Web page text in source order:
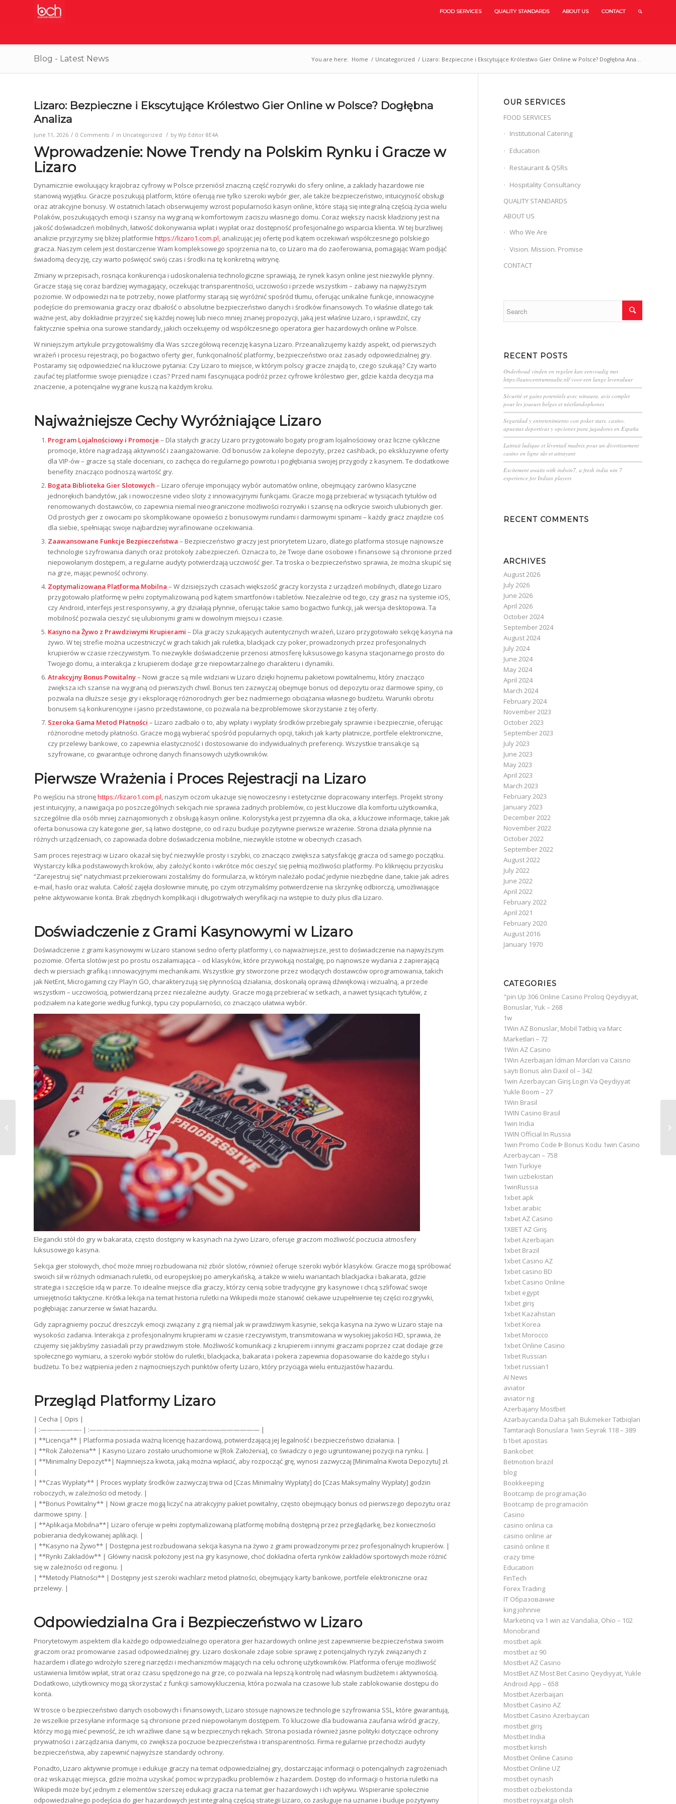
FOOD SERVICES QUALITY STANDARDS ABOUT US CONTACT
Blog - Latest News You are here: Home / Uncategorized / Lizaro: Bezpieczne i Ekscytujące Królestwo Gier Online w Polsce? Dogłębna Ana...
Lizaro: Bezpieczne i Ekscytujące Królestwo Gier Online w Polsce? Dogłębna
Analiza
June 11, 2026 / 0 Comments / in Uncategorized / by Wp Editor 8E4A
Wprowadzenie: Nowe Trendy na Polskim Rynku i Gracze w
Lizaro
Dynamicznie ewoluujący krajobraz cyfrowy w Polsce przeniósł znaczną część rozrywki do sfery online, a zakłady hazardowe nie
stanowią wyjątku. Gracze poszukują platform, które oferują nie tylko szeroki wybór gier, ale także bezpieczeństwo, intuicyjność obsługi
oraz atrakcyjne bonusy. W ostatnich latach obserwujemy wzrost popularności kasyn online, które stają się integralną częścią życia wielu
Polaków, poszukujących emocji i szansy na wygraną w komfortowym zaciszu własnego domu. Coraz większy nacisk kładziony jest na
jakość doświadczeń mobilnych, łatwość dokonywania wpłat i wypłat oraz dostępność profesjonalnego wsparcia klienta. W tej burzliwej
analizie przyjrzymy się bliżej platformie https://lizaro1.com.pl, analizując jej ofertę pod kątem oczekiwań współczesnego polskiego
gracza. Naszym celem jest dostarczenie Wam kompleksowego spojrzenia na to, co Lizaro ma do zaoferowania, pomagając Wam podjąć
świadomą decyzję, czy warto poświęcić swój czas i środki na tę konkretną witrynę.
Zmiany w przepisach, rosnąca konkurencja i udoskonalenia technologiczne sprawiają, że rynek kasyn online jest niezwykle płynny.
Gracze stają się coraz bardziej wymagający, oczekując transparentności, uczciwości i przede wszystkim – zabawy na najwyższym
poziomie. W odpowiedzi na te potrzeby, nowe platformy starają się wyróżnić spośród tłumu, oferując unikalne funkcje, innowacyjne
podejście do premiowania graczy oraz dbałość o absolutne bezpieczeństwo danych i środków finansowych. To właśnie dlatego tak
ważne jest, aby dokładnie przyjrzeć się każdej nowej lub nieco mniej znanej propozycji, jaką jest właśnie Lizaro, i sprawdzić, czy
faktycznie spełnia ona surowe standardy, jakich oczekujemy od współczesnego operatora gier hazardowych online w Polsce.
W niniejszym artykule przygotowaliśmy dla Was szczegółową recenzję kasyna Lizaro. Przeanalizujemy każdy aspekt, od pierwszych
wrażeń i procesu rejestracji, po bogactwo oferty gier, funkcjonalność platformy, bezpieczeństwo oraz zasady odpowiedzialnej gry.
Postaramy się odpowiedzieć na kluczowe pytania: Czy Lizaro to miejsce, w którym polscy gracze znajdą to, czego szukają? Czy warto
zaufać tej platformie swoje pieniądze i czas? Przed nami fascynująca podróż przez cyfrowe królestwo gier, gdzie każda decyzja ma
znaczenie, a potencjalne wygrane kuszą na każdym kroku.
Najważniejsze Cechy Wyróżniające Lizaro
Program Lojalnościowy i Promocje – Dla stałych graczy Lizaro przygotowało bogaty program lojalnościowy oraz liczne cykliczne
promocje, które nagradzają aktywność i zaangażowanie. Od bonusów za kolejne depozyty, przez cashback, po ekskluzywne oferty
dla VIP-ów – gracze są stale doceniani, co zachęca do regularnego powrotu i pogłębiania swojej przygody z kasynem. Te dodatkowe
benefity znacząco podnoszą wartość gry.
Bogata Biblioteka Gier Slotowych – Lizaro oferuje imponujący wybór automatów online, obejmujący zarówno klasyczne
jednorękich bandytów, jak i nowoczesne video sloty z innowacyjnymi funkcjami. Gracze mogą przebierać w tysiącach tytułów od
renomowanych dostawców, co zapewnia niemal nieograniczone możliwości rozrywki i szansę na odkrycie swoich ulubionych gier.
Od prostych gier z owocami po skomplikowane opowieści z bonusowymi rundami i darmowymi spinami – każdy gracz znajdzie coś
dla siebie, spełniając swoje najbardziej wyrafinowane oczekiwania.
Zaawansowane Funkcje Bezpieczeństwa – Bezpieczeństwo graczy jest priorytetem Lizaro, dlatego platforma stosuje najnowsze
technologie szyfrowania danych oraz protokoły zabezpieczeń. Oznacza to, że Twoje dane osobowe i finansowe są chronione przed
niepowołanym dostępem, a regularne audyty potwierdzają uczciwość gier. Ta troska o bezpieczeństwo sprawia, że można skupić się
na grze, mając pewność ochrony.
Zoptymalizowana Platforma Mobilna – W dzisiejszych czasach większość graczy korzysta z urządzeń mobilnych, dlatego Lizaro
przygotowało platformę w pełni zoptymalizowaną pod kątem smartfonów i tabletów. Niezależnie od tego, czy grasz na systemie iOS,
czy Android, interfejs jest responsywny, a gry działają płynnie, oferując takie samo bogactwo funkcji, jak wersja desktopowa. Ta
mobilność pozwala cieszyć się ulubionymi grami w dowolnym miejscu i czasie.
Kasyno na Żywo z Prawdziwymi Krupierami – Dla graczy szukających autentycznych wrażeń, Lizaro przygotowało sekcję kasyna na
żywo. W tej strefie można uczestniczyć w grach takich jak ruletka, blackjack czy poker, prowadzonych przez profesjonalnych
krupierów w czasie rzeczywistym. To niezwykłe doświadczenie przenosi atmosferę luksusowego kasyna stacjonarnego prosto do
Twojego domu, a interakcja z krupierem dodaje grze niepowtarzalnego charakteru i dynamiki.
Atrakcyjny Bonus Powitalny– Nowi gracze są mile widziani w Lizaro dzięki hojnemu pakietowi powitalnemu, który znacząco
zwiększa ich szanse na wygraną od pierwszych chwil. Bonus ten zazwyczaj obejmuje bonus od depozytu oraz darmowe spiny, co
pozwala na dłuższe sesje gry i eksplorację różnorodnych gier bez nadmiernego obciążania własnego budżetu. Warunki obrotu
bonusem są konkurencyjne i jasno przedstawione, co pozwala na bezproblemowe skorzystanie z tej oferty.
Szeroka Gama Metod Płatności – Lizaro zadbało o to, aby wpłaty i wypłaty środków przebiegały sprawnie i bezpiecznie, oferując
różnorodne metody płatności. Gracze mogą wybierać spośród popularnych opcji, takich jak karty płatnicze, portfele elektroniczne,
czy przelewy bankowe, co zapewnia elastyczność i dostosowanie do indywidualnych preferencji. Wszystkie transakcje są
szyfrowane, co gwarantuje ochronę danych finansowych użytkowników.
Pierwsze Wrażenia i Proces Rejestracji na Lizaro
Po wejściu na stronęhttps://lizaro1.com.pl, naszym oczom ukazuje się nowoczesny i estetycznie dopracowany interfejs. Projekt strony
jest intuicyjny, a nawigacja po poszczególnych sekcjach nie sprawia żadnych problemów, co jest kluczowe dla komfortu użytkownika,
szczególnie dla osób mniej zaznajomionych z obsługą kasyn online. Kolorystyka jest przyjemna dla oka, a kluczowe informacje, takie jak
oferta bonusowa czy kategorie gier, są łatwo dostępne, co od razu buduje pozytywne pierwsze wrażenie. Strona działa płynnie na
różnych urządzeniach, co zapowiada dobre doświadczenia mobilne, niezwykle istotne w obecnych czasach.
Sam proces rejestracji w Lizaro okazał się być niezwykle prosty i szybki, co znacząco zwiększa satysfakcję gracza od samego początku.
Wystarczy kilka podstawowych kroków, aby założyć konto i wkrótce móc cieszyć się pełnią możliwości platformy. Po kliknięciu przycisku
“Zarejestruj się” natychmiast przekierowani zostaliśmy do formularza, w którym należało podać jedynie niezbędne dane, takie jak adres
e-mail, hasło oraz waluta. Całość zajęła dosłownie minutę, po czym otrzymaliśmy potwierdzenie na skrzynkę odbiorczą, umożliwiające
pełne aktywowanie konta. Brak zbędnych komplikacji i długotrwałych weryfikacji na wstępie to duży plus dla Lizaro.
Doświadczenie z Grami Kasynowymi w Lizaro
Doświadczenie z grami kasynowymi w Lizaro stanowi sedno oferty platformy i, co najważniejsze, jest to doświadczenie na najwyższym
poziomie. Oferta slotów jest po prostu oszałamiająca – od klasyków, które przywołują nostalgię, po najnowsze wydania z zapierającą
dech w piersiach grafiką i innowacyjnymi mechanikami. Wszystkie gry stworzone przez wiodących dostawców oprogramowania, takich
jak NetEnt, Microgaming czy Play’n GO, charakteryzują się płynnością działania, doskonałą oprawą dźwiękową i wizualną, a przede
wszystkim – uczciwością, potwierdzaną przez niezależne audyty. Gracze mogą przebierać w setkach, a nawet tysiącach tytułów, z
podziałem na kategorie według funkcji, typu czy popularności, co znacząco ułatwia wybór.
Elegancki stół do gry w bakarata, często dostępny w kasynach na żywo Lizaro, oferuje graczom możliwość poczucia atmosfery
luksusowego kasyna.
Sekcja gier stołowych, choć może mniej rozbudowana niż zbiór slotów, również oferuje szeroki wybór klasyków. Gracze mogą spróbować
swoich sił w różnych odmianach ruletki, od europejskiej po amerykańską, a także w wielu wariantach blackjacka i bakarata, gdzie
strategia i szczęście idą w parze. To idealne miejsce dla graczy, którzy cenią sobie tradycyjne gry kasynowe i chcą szlifować swoje
umiejętności taktyczne. Krótka lekcja na temat historia ruletki na Wikipedii może stanowić ciekawe uzupełnienie tej części rozgrywki,
pogłębiając zanurzenie w świat hazardu.
Gdy zapragniemy poczuć dreszczyk emocji związany z grą niemal jak w prawdziwym kasynie, sekcja kasyna na żywo w Lizaro staje na
wysokości zadania. Interakcja z profesjonalnymi krupierami w czasie rzeczywistym, transmitowana w wysokiej jakości HD, sprawia, że
czujemy się jakbyśmy zasiadali przy prawdziwym stołe. Możliwość komunikacji z krupierem i innymi graczami poprzez czat dodaje grze
społecznego wymiaru, a szeroki wybór stołów do ruletki, blackjacka, bakarata i pokera zapewnia dopasowanie do każdego stylu i
budżetu. To bez wątpienia jeden z najmocniejszych punktów oferty Lizaro, który przyciąga wielu entuzjastów hazardu.
Przegląd Platformy Lizaro
| Cecha | Opis |
| :——————- | :—————————————————————————— |
| **Licencja** | Platforma posiada ważną licencję hazardową, potwierdzającą jej legalność i bezpieczeństwo działania. |
| **Rok Założenia** | Kasyno Lizaro zostało uruchomione w [Rok Założenia], co świadczy o jego ugruntowanej pozycji na rynku. |
| **Minimalny Depozyt**| Najmniejsza kwota, jaką można wpłacić, aby rozpocząć grę, wynosi zazwyczaj [Minimalna Kwota Depozytu] zł.
|
| **Czas Wypłaty** | Proces wypłaty środków zazwyczaj trwa od [Czas Minimalny Wypłaty] do [Czas Maksymalny Wypłaty] godzin
roboczych, w zależności od metody. |
| **Bonus Powitalny** | Nowi gracze mogą liczyć na atrakcyjny pakiet powitalny, często obejmujący bonus od pierwszego depozytu oraz
darmowe spiny. |
| **Aplikacja Mobilna**| Lizaro oferuje w pełni zoptymalizowaną platformę mobilną dostępną przez przeglądarkę, bez konieczności
pobierania dedykowanej aplikacji. |
| **Kasyno na Żywo** | Dostępna jest rozbudowana sekcja kasyna na żywo z grami prowadzonymi przez profesjonalnych krupierów. |
| **Rynki Zakładów** | Główny nacisk położony jest na gry kasynowe, choć dokładna oferta rynków zakładów sportowych może różnić
się w zależności od regionu. |
| **Metody Płatności** | Dostępny jest szeroki wachlarz metod płatności, obejmujący karty bankowe, portfele elektroniczne oraz
przelewy. |
Odpowiedzialna Gra i Bezpieczeństwo w Lizaro
Priorytetowym aspektem dla każdego odpowiedzialnego operatora gier hazardowych online jest zapewnienie bezpieczeństwa swoim
graczom oraz promowanie zasad odpowiedzialnej gry. Lizaro doskonale zdaje sobie sprawę z potencjalnych ryzyk związanych z
hazardem i dlatego wdrożyło szereg narzędzi i mechanizmów mających na celu ochronę użytkowników. Platforma oferuje możliwość
ustawienia limitów wpłat, strat oraz czasu spędzonego na grze, co pozwala na lepszą kontrolę nad własnym budżetem i aktywnością.
Dodatkowo, użytkownicy mogą skorzystać z funkcji samowykluczenia, która pozwala na czasowe lub stałe zablokowanie dostępu do
konta.
W trosce o bezpieczeństwo danych osobowych i finansowych, Lizaro stosuje najnowsze technologie szyfrowania SSL, które gwarantują,
że wszelkie przesyłane informacje są chronione przed niepowołanym dostępem. To kluczowe dla budowania zaufania wśród graczy,
którzy mogą mieć pewność, że ich wrażliwe dane są w bezpiecznych rękach. Strona posiada również jasne polityki dotyczące ochrony
prywatności i zarządzania danymi, co zwiększa poczucie bezpieczeństwa i transparentności. Firma regularnie przechodzi audyty
bezpieczeństwa, aby zapewnić najwyższe standardy ochrony.
Ponadto, Lizaro aktywnie promuje i edukuje graczy na temat odpowiedzialnej gry, dostarczając informacji o potencjalnych zagrożeniach
oraz wskazując miejsca, gdzie można uzyskać pomoc w przypadku problemów z hazardem. Dostęp do informacji o historia ruletki na
Wikipedii może być jednym z elementów szerszej edukacji gracza na temat gier hazardowych i ich wpływu. Wspieranie społecznie
odpowiedzialnego podejścia do gier hazardowych jest integralną częścią strategii Lizaro, co zasługuje na uznanie i buduje pozytywny
OUR SERVICES
FOOD SERVICES
Institutional Catering
Education
Restaurant & QSRs
Hospitality Consultancy
QUALITY STANDARDS
ABOUT US
Who We Are
Vision. Mission. Promise
CONTACT
RECENT POSTS
Onderhoud vinden en regelen kan eenvoudig met
https://autocentrumraalte.nl/ voor een lange levensduur
Sécurité et gains potentiels avec winaura, avis complet
pour les joueurs belges et néerlandophones
Seguridad y entretenimiento con poker stars, casino,
apuestas deportivas y opciones para jugadores en España
Lattrait ludique et léventail madnix pour un divertissement
casino en ligne sûr et attrayant
Excitement awaits with indwin7, a fresh india win 7
experience for Indian players
RECENT COMMENTS
ARCHIVES
August 2026
July 2026
June 2026
April 2026
October 2024
September 2024
August 2024
July 2024
June 2024
May 2024
April 2024
March 2024
February 2024
November 2023
October 2023
September 2023
July 2023
June 2023
May 2023
April 2023
March 2023
February 2023
January 2023
December 2022
November 2022
October 2022
September 2022
August 2022
July 2022
June 2022
April 2022
February 2022
April 2021
February 2020
August 2016
January 1970
CATEGORIES
"pin Up 306 Online Casino Proloq Qeydiyyat,
Bonuslar, Yuk – 268
1w
1Win AZ Bonuslar, Mobil Tətbiq və Mərc
Marketləri – 72
1Win AZ Casino
1Win Azerbaijan İdman Mərcləri və Caisno
saytı Bonus alın Daxil ol – 342
1win Azerbaycan Giriş Login Və Qeydiyyat
Yukle Boom – 27
1Win Brasil
1WIN Casino Brasil
1win India
1WIN Official In Russia
1win Promo Code ᐈ Bonus Kodu 1win Casino
Azerbaycan – 758
1win Turkiye
1win uzbekistan
1winRussia
1xbet apk
1xbet arabic
1xbet AZ Casino
1XBET AZ Giriş
1xbet Azerbajan
1xbet Brazil
1xbet Casino AZ
1xbet casino BD
1xbet Casino Online
1xbet egypt
1xbet giriş
1xbet Kazahstan
1xbet Korea
1xbet Morocco
1xbet Online Casino
1xbet Russian
1xbet russian1
AI News
aviator
aviator ng
Azerbajany Mostbet
Azərbaycanda Daha şah Bukmeker Tətbiqləri
Təmtəraqlı Bonuslara 1win Seyrək 118 – 389
b1bet apostas
Bankobet
Betmotion brazil
blog
Bookkeeping
Bootcamp de programação
Bootcamp de programación
Casino
casino onlina ca
casino online ar
casinò online it
crazy time
Education
FinTech
Forex Trading
IT Образование
king johnnie
Marketinq və 1 win az Vandalia, Ohio – 102
Monobrand
mostbet apk
mostbet az 90
Mostbet AZ Casino
MostBet AZ Most Bet Casino Qeydiyyat, Yukle
Android App – 658
Mostbet Azerbaijan
Mostbet Casino AZ
Mostbet Casino Azerbaycan
mostbet giriş
Mostbet India
mostbet kirish
Mostbet Online Casino
Mostbet Online UZ
mostbet oynash
mostbet ozbekistonda
mostbet royxatga olish
Yep Casino: Twoja Brama do Świata
Luksusowych Gier i
Niezapomnianych Emocji...